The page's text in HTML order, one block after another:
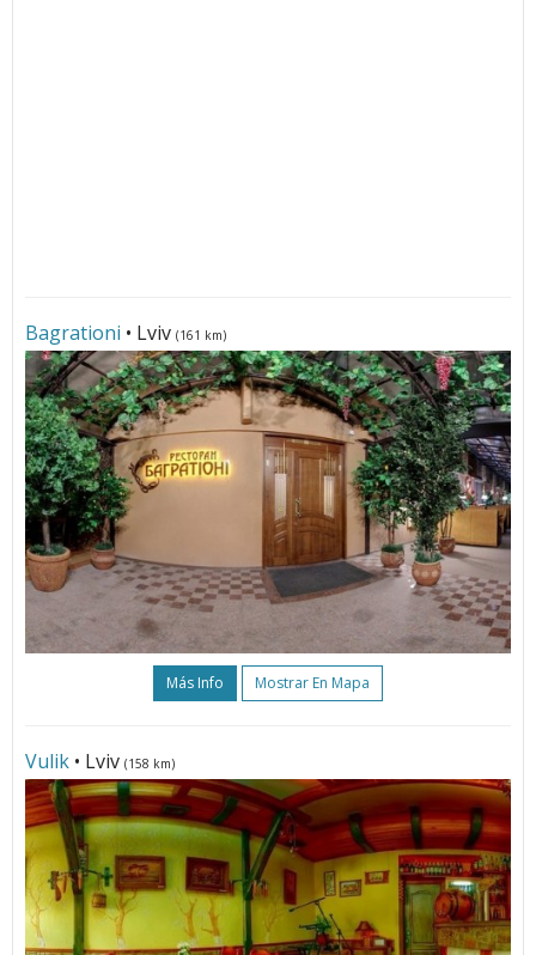
Bagrationi • Lviv (161 km)
Más Info Mostrar En Mapa
Vulik • Lviv (158 km)